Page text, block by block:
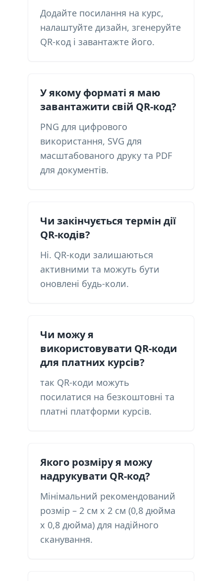
Додайте посилання на курс,
налаштуйте дизайн, згенеруйте
QR-код і завантажте його.
У якому форматі я маю
завантажити свій QR-код?
PNG для цифрового
використання, SVG для
масштабованого друку та PDF
для документів.
Чи закінчується термін дії
QR-кодів?
Ні. QR-коди залишаються
активними та можуть бути
оновлені будь-коли.
Чи можу я
використовувати QR-коди
для платних курсів?
так QR-коди можуть
посилатися на безкоштовні та
платні платформи курсів.
Якого розміру я можу
надрукувати QR-код?
Мінімальний рекомендований
розмір – 2 см x 2 см (0,8 дюйма
x 0,8 дюйма) для надійного
сканування.